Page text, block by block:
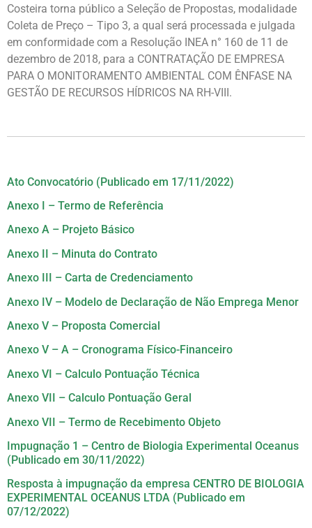
Costeira torna público a Seleção de Propostas, modalidade
Coleta de Preço – Tipo 3, a qual será processada e julgada
em conformidade com a Resolução INEA n° 160 de 11 de
dezembro de 2018, para a CONTRATAÇÃO DE EMPRESA
PARA O MONITORAMENTO AMBIENTAL COM ÊNFASE NA
GESTÃO DE RECURSOS HÍDRICOS NA RH-VIII.
Ato Convocatório (Publicado em 17/11/2022)
Anexo I – Termo de Referência
Anexo A – Projeto Básico
Anexo II – Minuta do Contrato
Anexo III – Carta de Credenciamento
Anexo IV – Modelo de Declaração de Não Emprega Menor
Anexo V – Proposta Comercial
Anexo V – A – Cronograma Físico-Financeiro
Anexo VI – Calculo Pontuação Técnica
Anexo VII – Calculo Pontuação Geral
Anexo VII – Termo de Recebimento Objeto
Impugnação 1 – Centro de Biologia Experimental Oceanus
(Publicado em 30/11/2022)
Resposta à impugnação da empresa CENTRO DE BIOLOGIA
EXPERIMENTAL OCEANUS LTDA (Publicado em
07/12/2022)